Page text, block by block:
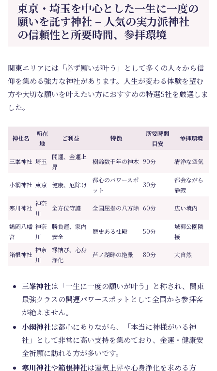
東京・埼玉を中心とした一生に一度の
願いを託す神社 – 人気の実力派神社
の信頼性と所要時間、参拝環境
関東エリアには「必ず願いが叶う」として多くの人々から信
仰を集める強力な神社があります。人生が変わる体験を望む
方や大切な願いを叶えたい方におすすめの特選5社を厳選しま
した。
神社名
所在
地
ご利益 特徴
所要時間
目安
参拝環境
三峯神社 埼玉
開運、金運上
昇
樹齢数千年の神木 90分 清浄な空気
小網神社 東京 健康、厄除け
都心のパワースポ
ット
30分
都会ながら
静寂
寒川神社
神奈
川
全方位守護 全国屈指の八方除 60分 広い境内
鶴岡八幡
宮
神奈
川
勝負運、家内
安全
歴史ある社殿 50分
城郭公園隣
接
箱根神社
神奈
川
縁結び、心身
浄化
芦ノ湖畔の絶景 80分 大自然
三峯神社は「一生に一度の願いが叶う」と称され、関東
最強クラスの開運パワースポットとして全国から参拝客
が絶えません。
小網神社は都心にありながら、「本当に神様がいる神
社」として非常に高い支持を集めており、金運・健康安
全祈願に訪れる方が多いです。
寒川神社や箱根神社は運気上昇や心身浄化を求める方